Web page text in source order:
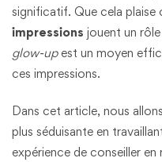
significatif. Que cela plaise
impressions jouent un
glow-upest un moyen
ces impressions.
Dans cet article, nous
plus séduisante en
expérience de conseiller